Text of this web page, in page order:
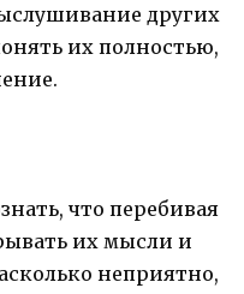
других
их полностью,
что перебивая
их мысли и
неприятно,